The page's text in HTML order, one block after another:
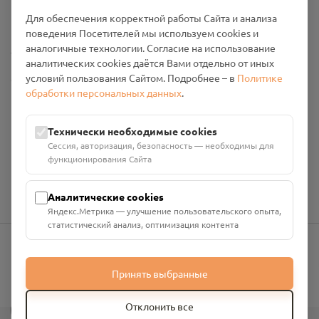
Промо-материалы
Настройки cookies
Общество с ограниченной ответственностью «Смоленский
Проект Помним»
Юридический адрес: 216790, Смоленская область, р-н
Руднянский, г. Рудня, улица Западная, д. 26А, пом. 18
Номер счёта: 40702810901130004287 в АО "АЛЬФА-БАНК"
Кор. счёт: 30101810200000000593
info@pomnim.online
Для обеспечения корректной работы Сайта и анализа
поведения Посетителей мы используем cookies и
аналогичные технологии. Согласие на использование
аналитических cookies даётся Вами отдельно от иных
условий пользования Сайтом. Подробнее – в Политике
обработки персональных данных.
Технически необходимые cookies
Сессия, авторизация, безопасность — необходимы для
функционирования Сайта
Аналитические cookies
Яндекс.Метрика — улучшение пользовательского опыта,
статистический анализ, оптимизация контента
Принять выбранные
Отклонить все